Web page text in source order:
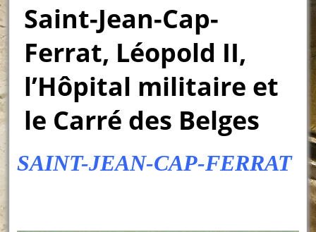
Saint-Jean-Cap-
Ferrat, Léopold II,
l’Hôpital militaire et
le Carré des Belges
SAINT-JEAN-CAP-FERRAT